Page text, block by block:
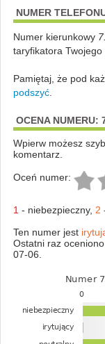
NUMER
Numer kierunkowy
taryfikatora Twojego
Pamiętaj, że pod
podszyć.
OCENA NUMERU:
Wpierw możesz
komentarz.
Oceń numer:
1 - niebezpieczny, 2
Ten numer jest
Ostatni raz
07-06.